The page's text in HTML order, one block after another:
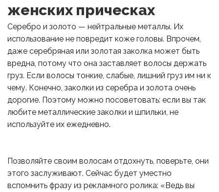
женских прическах
Серебро и золото — нейтральные металлы. Их
использование не повредит коже головы. Впрочем,
даже серебряная или золотая заколка может быть
вредна, потому что она заставляет волосы держать
груз. Если волосы тонкие, слабые, лишний груз им ни к
чему. Конечно, заколки из серебра и золота очень
дорогие. Поэтому можно посоветовать: если вы так
любите металлические заколки и шпильки, не
используйте их ежедневно.
Позволяйте своим волосам отдохнуть, поверьте, они
этого заслуживают. Сейчас будет уместно
вспомнить фразу из рекламного ролика: «Ведь вы